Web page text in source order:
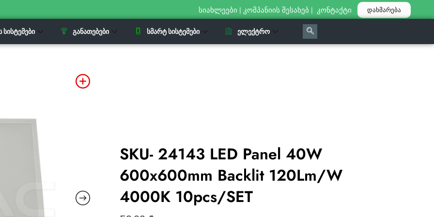
სიახლეები | კომპანიის შესახებ | კონტაქტი დახმარება
ᲡᲘᲡᲢᲔᲛᲔᲑᲘ ᲒᲐᲜᲐᲗᲔᲑᲔᲑᲘ ᲡᲛᲐᲠᲢ ᲡᲘᲡᲢᲔᲛᲔᲑᲘ ᲔᲚᲔᲥᲢᲠᲝ
SKU- 24143 LED Panel 40W
600x600mm Backlit 120Lm/W
4000K 10pcs/SET